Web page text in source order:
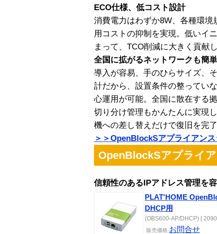
ECO仕様、低コスト設計
消費電力はわずか8W、各種環
用コストの抑制を実現。低いイ
まって、TCO削減に大きく貢献
全国に拡がるネットワークも簡
導入が容易、手のひらサイズ、
計だから、設置条件の整ってい
心運用が可能。全国に散在する
切り分け管理もかんたんに実現
機への差し替えだけで復旧を完
＞＞OpenBlockSアプライアン
OpenBlockSアプライ
信頼性のあるIPアドレス管理を
PLAT'HOME
DHCP用
(OBS600-AP/DHCP) [
販売価格 お問合せ